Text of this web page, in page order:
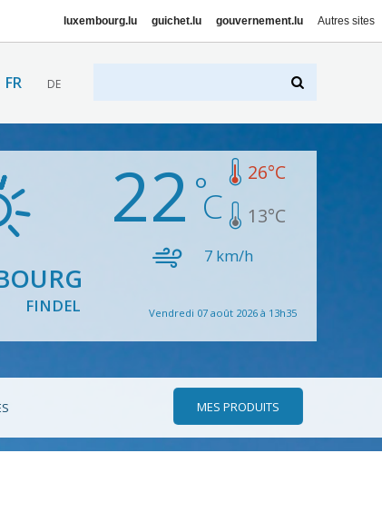
luxembourg.lu guichet.lu gouvernement.lu Autres sites
FR DE
FINDEL
22 26°C
13°C
7 km/h
Vendredi 07 août 2026 à 13h35
MES PRODUITS